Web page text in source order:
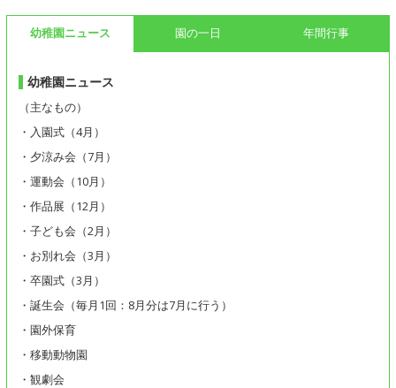
幼稚園ニュース 園の一日 年間行事
幼稚園ニュース
（主なもの）
・入園式（4月）
・夕涼み会（7月）
・運動会（10月）
・作品展（12月）
・子ども会（2月）
・お別れ会（3月）
・卒園式（3月）
・誕生会（毎月1回：8月分は7月に行う）
・園外保育
・移動動物園
・観劇会